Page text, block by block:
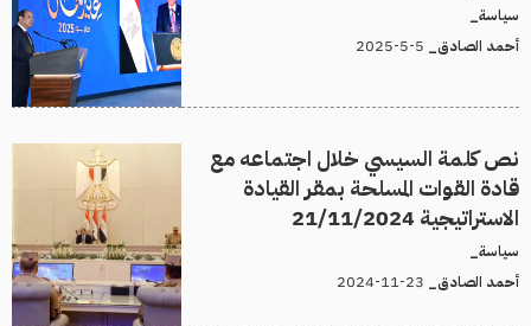
سياسة_
أحمد الصادق_
نص كلمة السيسي خلال اجتماعه مع
قادة القوات المسلحة بمقر القيادة
الاستراتيجية 21/11/2024
سياسة_
أحمد الصادق_